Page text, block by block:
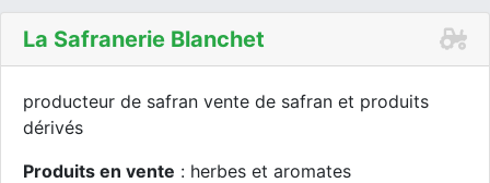
La Safranerie Blanchet
producteur de safran vente de safran et produits
dérivés
Produits en vente : herbes et aromates